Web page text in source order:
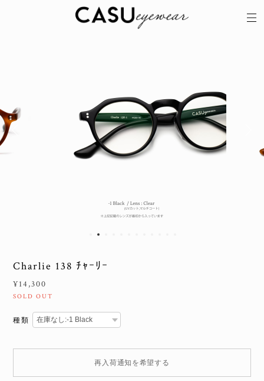
Charlie 138 ﾁｬｰﾘｰ
¥14,300
SOLD OUT
種類
再入荷通知を希望する